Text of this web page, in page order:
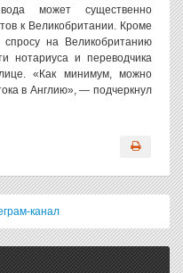
может существенно
к Великобритании. Кроме
на Великобританию
нотариуса и переводчика
«Как минимум, можно
в Англию», — подчеркнул
канал